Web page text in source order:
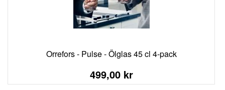
Orrefors - Pulse - Ölglas 45 cl 4-pack
499,00 kr